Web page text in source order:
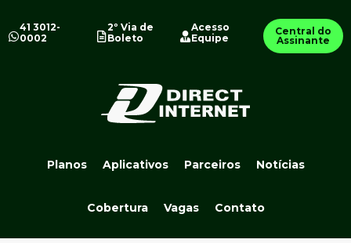
41 3012-
0002
2º Via de
Boleto
Acesso
Equipe
Central do
Assinante
Planos Aplicativos Parceiros Notícias
Cobertura Vagas Contato